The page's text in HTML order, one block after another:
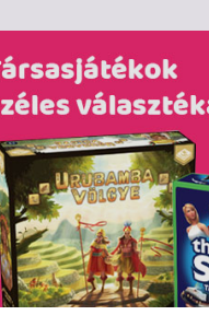
Strandjáték, medence
Puzzle, kirakó
Elektronikus játék